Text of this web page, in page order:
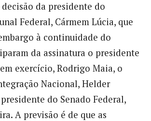
da presidente do
Federal, Cármem Lúcia, que
à continuidade do
da assinatura o presidente
exercício, Rodrigo Maia, o
Nacional, Helder
do Senado Federal,
A previsão é de que as